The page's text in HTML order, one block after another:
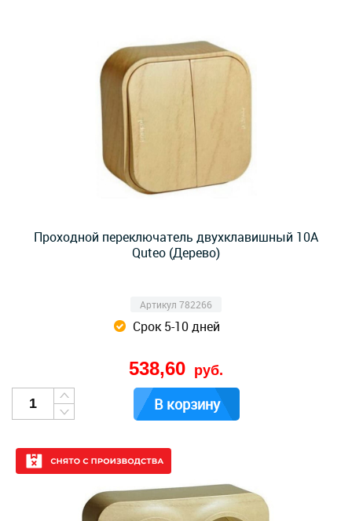
Проходной переключатель двухклавишный 10А
Quteo (Дерево)
Артикул 782266
Срок 5-10 дней
538,60 руб.
В корзину